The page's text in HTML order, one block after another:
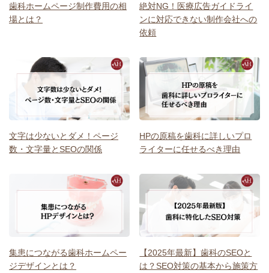
歯科ホームページ制作費用の相
場とは？
絶対NG！医療広告ガイドライ
ンに対応できない制作会社への
依頼
文字は少ないとダメ！ページ
数・文字量とSEOの関係
HPの原稿を歯科に詳しいプロ
ライターに任せるべき理由
集患につながる歯科ホームペー
ジデザインとは？
【2025年最新】歯科のSEOと
は？SEO対策の基本から施策方